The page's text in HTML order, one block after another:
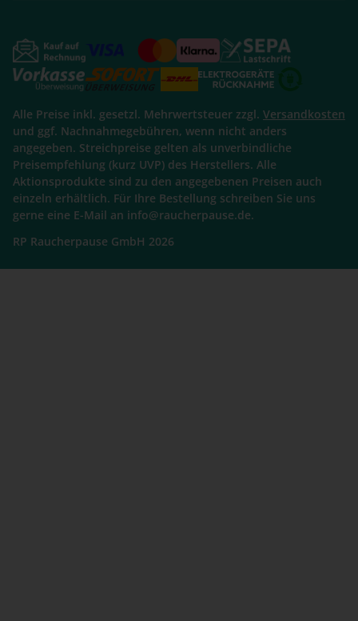
Alle Preise inkl. gesetzl. Mehrwertsteuer zzgl. Versandkosten
und ggf. Nachnahmegebühren, wenn nicht anders
angegeben. Streichpreise gelten als unverbindliche
Preisempfehlung (kurz UVP) des Herstellers. Alle
Aktionsprodukte sind zu den angegebenen Preisen auch
einzeln erhältlich. Für Ihre Bestellung schreiben Sie uns
gerne eine E-Mail an info@raucherpause.de.
RP Raucherpause GmbH 2026